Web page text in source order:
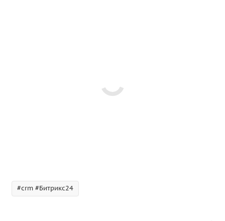
#crm #Битрикс24